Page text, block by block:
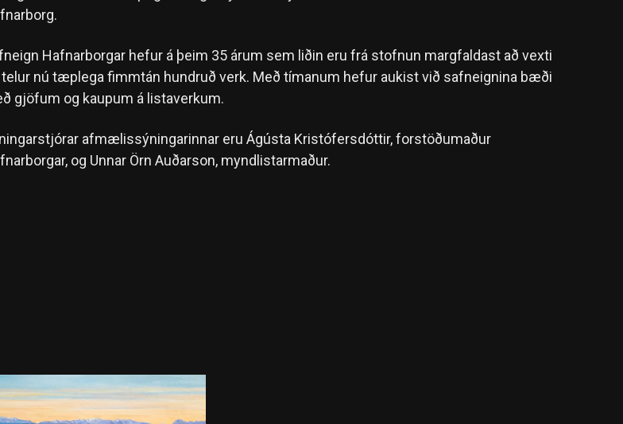
Hafnarborgar hefur á þeim 35 árum sem liðin eru frá stofnun margfaldast að vexti
telur nú tæplega fimmtán hundruð verk. Með tímanum hefur aukist við safneignina bæði
gjöfum og kaupum á listaverkum.
afmælissýningarinnar eru Ágústa Kristófersdóttir, forstöðumaður
og Unnar Örn Auðarson, myndlistarmaður.